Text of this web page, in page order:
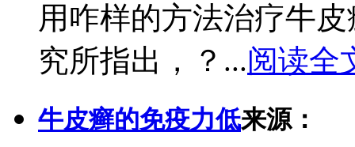
用咋样的方法治疗牛
究所指出，？...阅读全
牛皮癣的免疫力低来源：